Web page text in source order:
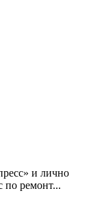
и лично
по ремонт...